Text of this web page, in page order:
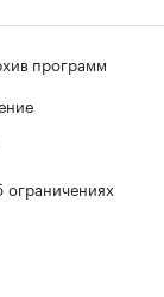
программ